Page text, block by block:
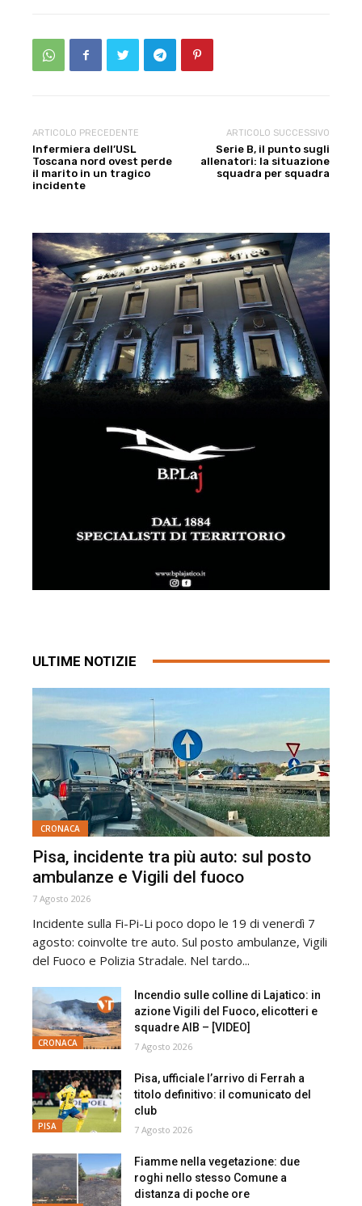
ARTICOLO PRECEDENTE
Infermiera dell’USL
Toscana nord ovest perde
il marito in un tragico
incidente
ARTICOLO SUCCESSIVO
Serie B, il punto sugli
allenatori: la situazione
squadra per squadra
ULTIME NOTIZIE
CRONACA
Pisa, incidente tra più auto: sul posto
ambulanze e Vigili del fuoco
7 Agosto 2026
Incidente sulla Fi-Pi-Li poco dopo le 19 di venerdì 7
agosto: coinvolte tre auto. Sul posto ambulanze, Vigili
del Fuoco e Polizia Stradale. Nel tardo...
CRONACA
Incendio sulle colline di Lajatico: in
azione Vigili del Fuoco, elicotteri e
squadre AIB – [VIDEO]
7 Agosto 2026
PISA
Pisa, ufficiale l’arrivo di Ferrah a
titolo definitivo: il comunicato del
club
7 Agosto 2026
Fiamme nella vegetazione: due
roghi nello stesso Comune a
distanza di poche ore